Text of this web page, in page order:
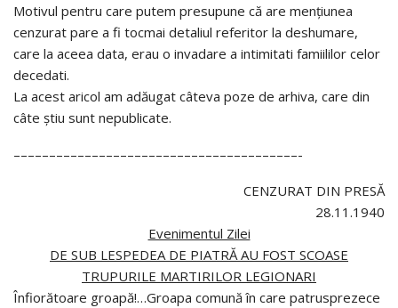
Motivul pentru care putem presupune că are menţiunea
cenzurat pare a fi tocmai detaliul referitor la deshumare,
care la aceea data, erau o invadare a intimitati famiililor celor
decedati.
La acest aricol am adăugat câteva poze de arhiva, care din
câte ştiu sunt nepublicate.
––––––––––––––––––––––––––––––––––––––––-
CENZURAT DIN PRESĂ
28.11.1940
Evenimentul Zilei
DE SUB LESPEDEA DE PIATRĂ AU FOST SCOASE
TRUPURILE MARTIRILOR LEGIONARI
Înfiorătoare groapă!…Groapa comună în care patrusprezece